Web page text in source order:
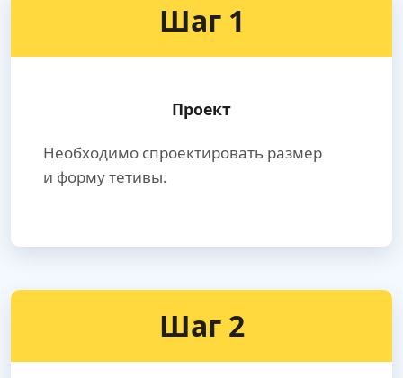
Шаг 1
Проект
Необходимо спроектировать размер
и форму тетивы.
Шаг 2